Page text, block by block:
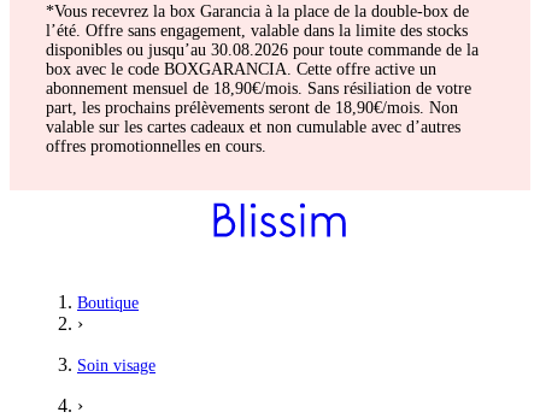
*Vous recevrez la box Garancia à la place de la double-box de
l’été. Offre sans engagement, valable dans la limite des stocks
disponibles ou jusqu’au 30.08.2026 pour toute commande de la
box avec le code BOXGARANCIA. Cette offre active un
abonnement mensuel de 18,90€/mois. Sans résiliation de votre
part, les prochains prélèvements seront de 18,90€/mois. Non
valable sur les cartes cadeaux et non cumulable avec d’autres
offres promotionnelles en cours.
MarieBoutique
›
Soin visage
›